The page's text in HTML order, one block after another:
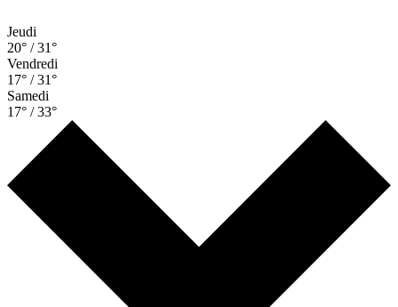
Jeudi
20° / 31°
Vendredi
17° / 31°
Samedi
17° / 33°